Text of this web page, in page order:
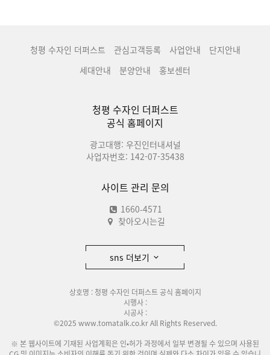
청평 수자인 더퍼스트 관심고객등록 사업안내
단지안내
세대안내
분양안내 홍보센터
청평 수자인 더퍼스트
공식 홈페이지
광고대행: 우진인터내셔널
사업자번호: 142-07-35438
사이트 관리 문의
1660-4571
찾아오시는길
sns 더보기
상호명 : 청평 수자인 더퍼스트 공식 홈페이지
시행사 :
시공사 :
©2025 www.tomatalk.co.kr All Rights Reserved.
※ 본 웹사이트에 기재된 사업계획은 인•허가 과정에서 일부 변경될 수 있으며 사용된